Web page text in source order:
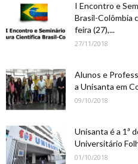
I Encontro e
Brasil-Colômbia
feira (27),...
27/11/2018
Alunos e
a Unisanta em
09/10/2018
Unisanta é a 1ª
Universitário
01/10/2018